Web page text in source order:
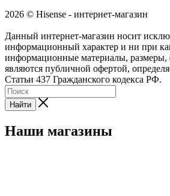
2026 © Hisense - интернет-магазин
Данный интернет-магазин носит
информационный характер и ни при
информационные материалы, размеры,
являются публичной офертой,
Статьи 437 Гражданского кодекса РФ.
Найти
Наши магазины